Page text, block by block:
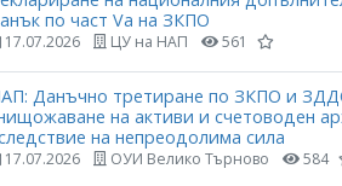
по част Vа на ЗКПО
17.07.2026 ЦУ на НАП 561
Данъчно третиране по ЗКПО и
на активи и счетоводен
на непреодолима сила
17.07.2026 ОУИ Велико Търново 584